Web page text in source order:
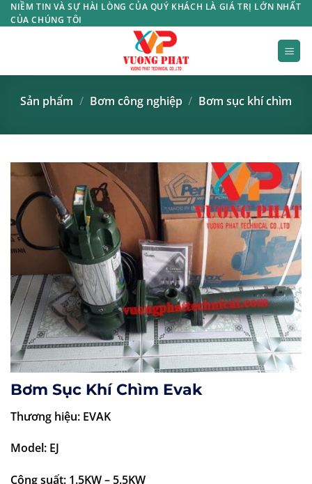
Bỏ
qua
NIỀM TIN VÀ SỰ HÀI LÒNG CỦA QUÝ KHÁCH LÀ GIÁ TRỊ LỚN NHẤT
CỦA CHÚNG TÔI
Sản phẩm / Bơm công nghiệp / Bơm sục khí chìm
Bơm Sục Khí Chìm Evak
Thương hiệu: EVAK
Model: EJ
Công suất: 1.5KW – 5.5KW